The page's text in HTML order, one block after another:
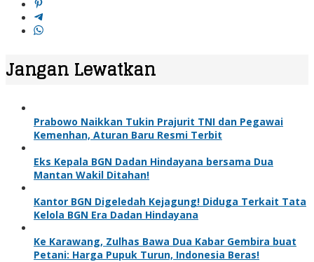
Jangan Lewatkan
Prabowo Naikkan Tukin Prajurit TNI dan Pegawai
Kemenhan, Aturan Baru Resmi Terbit
Eks Kepala BGN Dadan Hindayana bersama Dua
Mantan Wakil Ditahan!
Kantor BGN Digeledah Kejagung! Diduga Terkait Tata
Kelola BGN Era Dadan Hindayana
Ke Karawang, Zulhas Bawa Dua Kabar Gembira buat
Petani: Harga Pupuk Turun, Indonesia Beras!